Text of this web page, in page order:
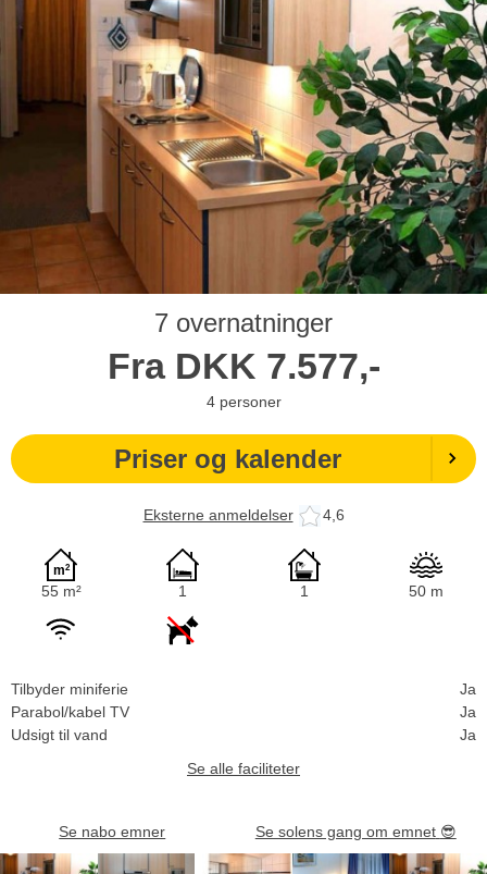
7 overnatninger
Fra DKK 7.577,-
4 personer
Priser og kalender
Eksterne anmeldelser 4,6
55 m² 1 1 50 m
Tilbyder miniferie
Ja
Parabol/kabel TV
Ja
Udsigt til vand
Ja
Se alle faciliteter
Se nabo emner Se solens gang om emnet 😎